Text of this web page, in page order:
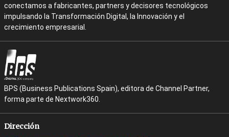
conectamos a fabricantes, partners y decisores tecnológicos
impulsando la Transformación Digital, la Innovación y el
crecimiento empresarial.
BPS (Business Publications Spain), editora de Channel Partner,
forma parte de Nextwork360.
Dirección